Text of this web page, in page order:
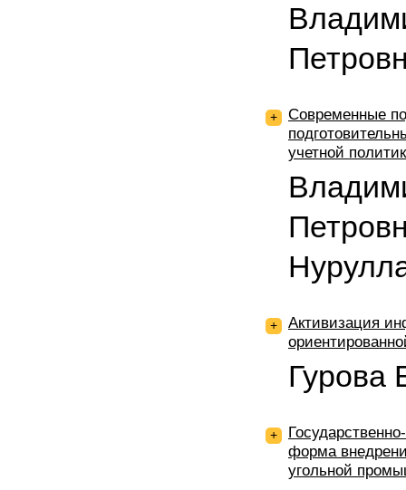
+
Современные
учетной
+
Активизация
Гурова
+
форма
угольной